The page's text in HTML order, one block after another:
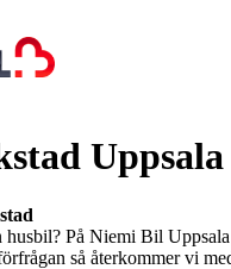
Uppsala
På Niemi Bil
så återkommer vi